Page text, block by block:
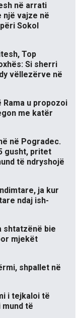
në arrati
vajze në
Sokol
Top
Si sherri
vëllezërve në
Rama u propozoi
me katër
në Pogradec.
gusht, pritet
të ndryshojë
ja kur
ndaj ish-
shtatzënë bie
mjekët
shpallet në
i tejkaloi të
të